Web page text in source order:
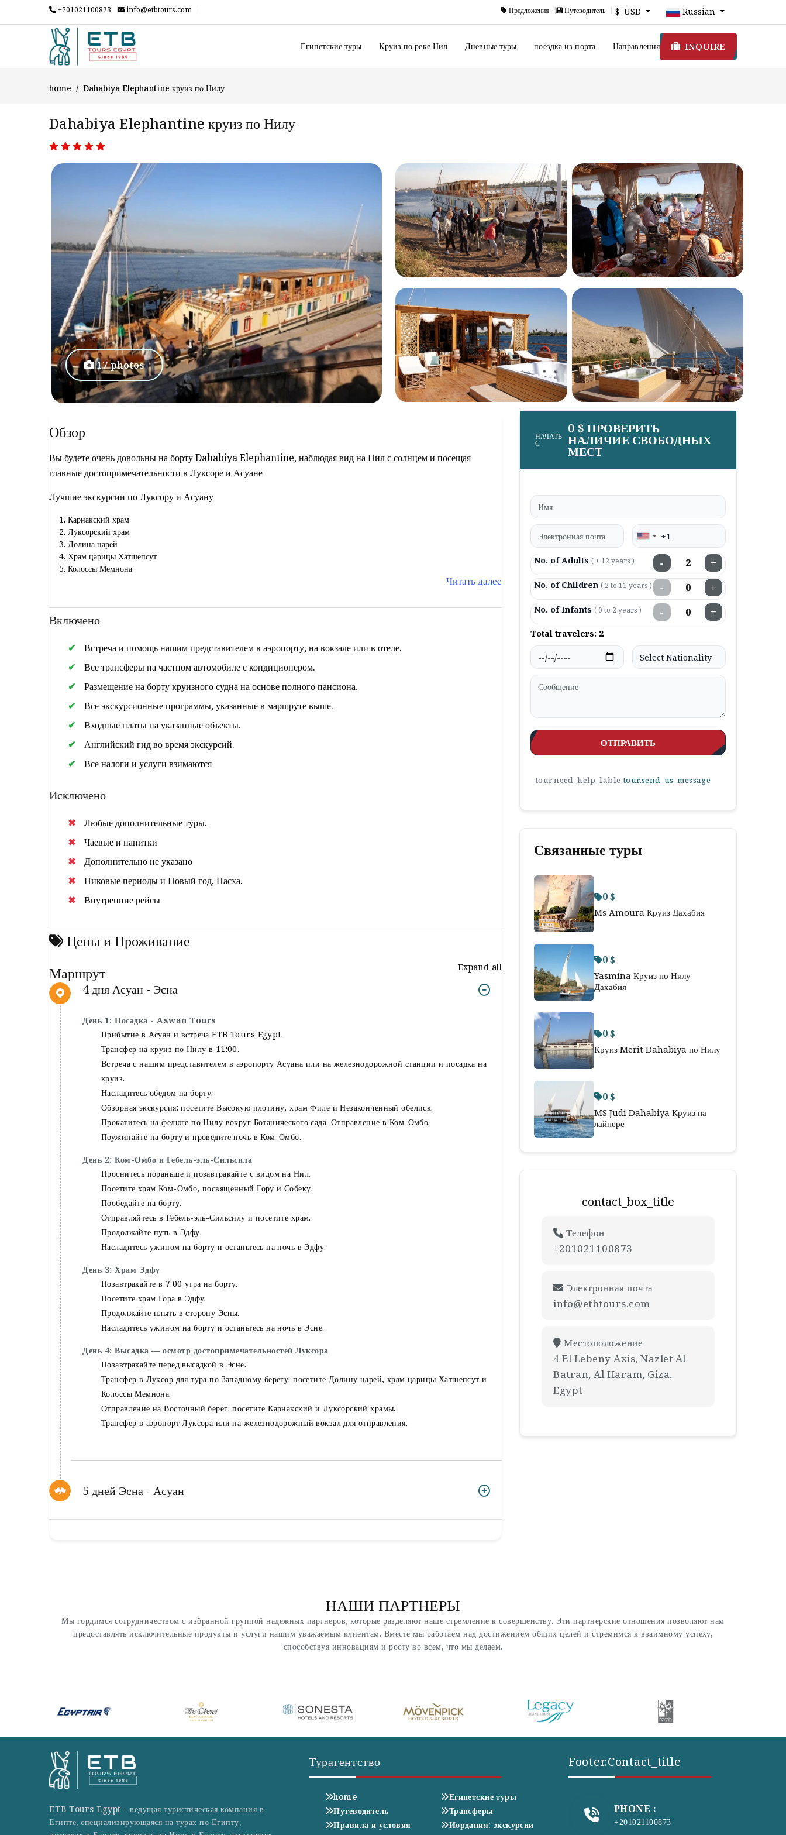
+201021100873 info@etbtours.com Предложения Путеводитель $ USD Russian
Египетские туры Круиз по реке Нил Дневные туры поездка из порта Направления INQUIRE
home Dahabiya Elephantine круиз по Нилу
Dahabiya Elephantine круиз по Нилу
17 photos
Обзор
Вы будете очень довольны на борту Dahabiya Elephantine, наблюдая вид на Нил с солнцем и посещая
главные достопримечательности в Луксоре и Асуане
Лучшие экскурсии по Луксору и Асуану
Карнакский храм
Луксорский храм
Долина царей
Храм царицы Хатшепсут
Колоссы Мемнона
посещение Высокой плотины
Храм Филе
Читать далее
Включено
Встреча и помощь нашим представителем в аэропорту, на вокзале или в отеле.
Все трансферы на частном автомобиле с кондиционером.
Размещение на борту круизного судна на основе полного пансиона.
Все экскурсионные программы, указанные в маршруте выше.
Входные платы на указанные объекты.
Английский гид во время экскурсий.
Все налоги и услуги взимаются
Исключено
Любые дополнительные туры.
Чаевые и напитки
Дополнительно не указано
Пиковые периоды и Новый год, Пасха.
Внутренние рейсы
Цены и Проживание
Маршрут
Expand all
4 дня Асуан - Эсна
День 1: Посадка - Aswan Tours
Прибытие в Асуан и встреча ETB Tours Egypt.
Трансфер на круиз по Нилу в 11:00.
Встреча с нашим представителем в аэропорту Асуана или на железнодорожной станции и посадка на
круиз.
Насладитесь обедом на борту.
Обзорная экскурсия: посетите Высокую плотину, храм Филе и Незаконченный обелиск.
Прокатитесь на фелюге по Нилу вокруг Ботанического сада. Отправление в Ком-Омбо.
Поужинайте на борту и проведите ночь в Ком-Омбо.
День 2: Ком-Омбо и Гебель-эль-Сильсила
Проснитесь пораньше и позавтракайте с видом на Нил.
Посетите храм Ком-Омбо, посвященный Гору и Собеку.
Пообедайте на борту.
Отправляйтесь в Гебель-эль-Сильсилу и посетите храм.
Продолжайте путь в Эдфу.
Насладитесь ужином на борту и останьтесь на ночь в Эдфу.
День 3: Храм Эдфу
Позавтракайте в 7:00 утра на борту.
Посетите храм Гора в Эдфу.
Продолжайте плыть в сторону Эсны.
Насладитесь ужином на борту и останьтесь на ночь в Эсне.
День 4: Высадка — осмотр достопримечательностей Луксора
Позавтракайте перед высадкой в ​​Эсне.
Трансфер в Луксор для тура по Западному берегу: посетите Долину царей, храм царицы Хатшепсут и
Колоссы Мемнона.
Отправление на Восточный берег: посетите Карнакский и Луксорский храмы.
Трансфер в аэропорт Луксора или на железнодорожный вокзал для отправления.
5 дней Эсна - Асуан
НАЧАТЬ
С
0 $ ПРОВЕРИТЬ
НАЛИЧИЕ СВОБОДНЫХ
МЕСТ
No. of Adults ( + 12 years ) − +
No. of Children ( 2 to 11 years ) − +
No. of Infants ( 0 to 2 years ) − +
Total travelers: 2
ОТПРАВИТЬ
tour.need_help_lable tour.send_us_message
Связанные туры
0 $
Ms Amoura Круиз Дахабия
0 $
Yasmina Круиз по Нилу
Дахабия
0 $
Круиз Merit Dahabiya по Нилу
0 $
MS Judi Dahabiya Круиз на
лайнере
contact_box_title
Телефон
+201021100873
Электронная почта
info@etbtours.com
Местоположение
4 El Lebeny Axis, Nazlet Al
Batran, Al Haram, Giza,
Egypt
НАШИ ПАРТНЕРЫ
Мы гордимся сотрудничеством с избранной группой надежных партнеров, которые разделяют наше стремление к совершенству. Эти партнерские отношения позволяют нам
предоставлять исключительные продукты и услуги нашим уважаемым клиентам. Вместе мы работаем над достижением общих целей и стремимся к взаимному успеху,
способствуя инновациям и росту во всем, что мы делаем.
ETB Tours Egypt - ведущая туристическая компания в
Египте, специализирующаяся на турах по Египту,
Турагентство
home
Путеводитель
Правила и условия
Египетские туры
Трансферы
Иордания: экскурсии
Footer.contact_title
PHONE :
+201021100873